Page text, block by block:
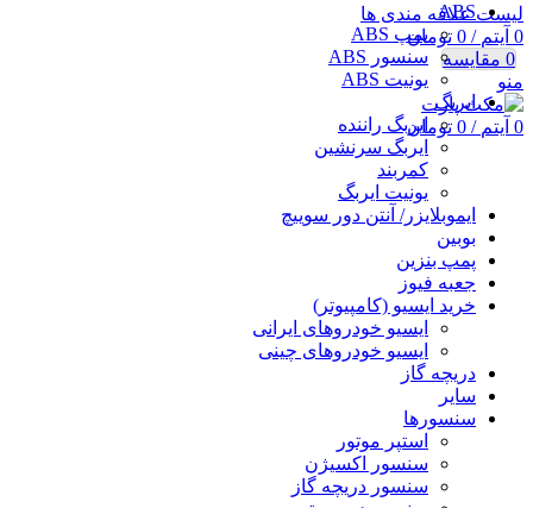
لیست علاقه مندی ها
0 آیتم /
0 تومان
0 مقایسه
منو
0 آیتم /
0 تومان
ABS
پمپ ABS
سنسور ABS
یونیت ABS
ایربگ
ایربگ راننده
ایربگ سرنشین
کمربند
یونیت ایربگ
ایموبلایزر/ آنتن دور سوییچ
بوبین
پمپ بنزین
جعبه فیوز
خرید ایسیو (کامپیوتر)
ایسیو خودروهای ایرانی
ایسیو خودروهای چینی
دریچه گاز
سایر
سنسورها
استپر موتور
سنسور اکسیژن
سنسور دریچه گاز